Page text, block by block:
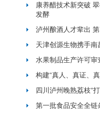
康养醋技术新突破
发酵
泸州酿酒人才辈出
天津创源生物携手
水果制品生产许可
构建“真人、真证、
四川泸州晚熟荔枝“
第一批食品安全全